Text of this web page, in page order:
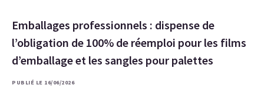
Emballages professionnels : dispense de
l’obligation de 100% de réemploi pour les films
d’emballage et les sangles pour palettes
PUBLIÉ LE 16/06/2026